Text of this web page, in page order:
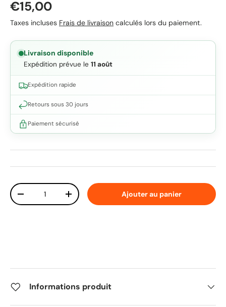
Prix habituel
€15,00
Taxes incluses Frais de livraison calculés lors du paiement.
Livraison disponible
Expédition prévue le 11 août
Expédition rapide
Retours sous 30 jours
Paiement sécurisé
Qté
Diminuer la quantitéAugmenter la quantitéAjouter au panier
Informations produit